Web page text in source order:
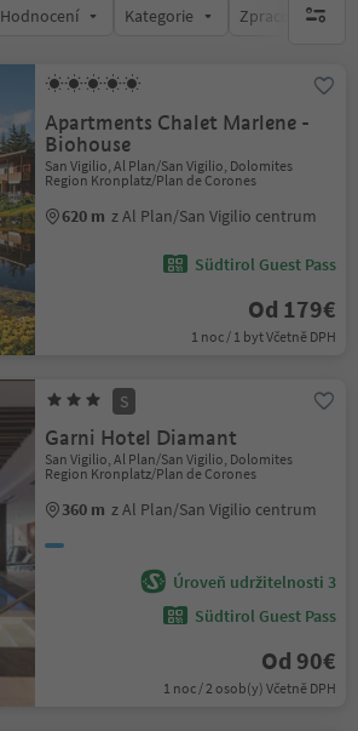
Hodnocení Kategorie Zpracovávábrak
Apartments Chalet Marlene -
Biohouse
San Vigilio, Al Plan/San Vigilio, Dolomites
Region Kronplatz/Plan de Corones
620 m z Al Plan/San Vigilio centrum
Südtirol Guest Pass
Od 179€
1 noc / 1 byt Včetně DPH
S
Garni Hotel Diamant
San Vigilio, Al Plan/San Vigilio, Dolomites
Region Kronplatz/Plan de Corones
360 m z Al Plan/San Vigilio centrum
Úroveň udržitelnosti 3
Südtirol Guest Pass
Od 90€
1 noc / 2 osob(y) Včetně DPH